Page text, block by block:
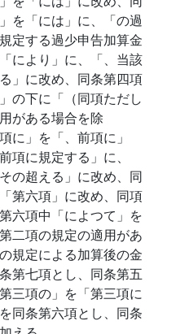
を「には」に、「の過
定する過少申告加算金
により」に、「、当該
」に改め、同条第四項
の下に「（同項ただし
がある場合を除
に」を「、前項に」
項に規定する」に、
の超える」に改め、同
第六項」に改め、同項
六項中「によつて」を
二項の規定の適用があ
規定による加算後の金
第七項とし、同条第五
三項の」を「第三項に
同条第六項とし、同条